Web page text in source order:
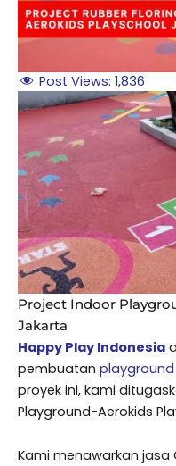
Post Views: 1,836
Project Indoor
Jakarta
Happy Play Indonesia
pembuatan playground
proyek ini, kami
Playground-Aerokids
Kami menawarkan jasa